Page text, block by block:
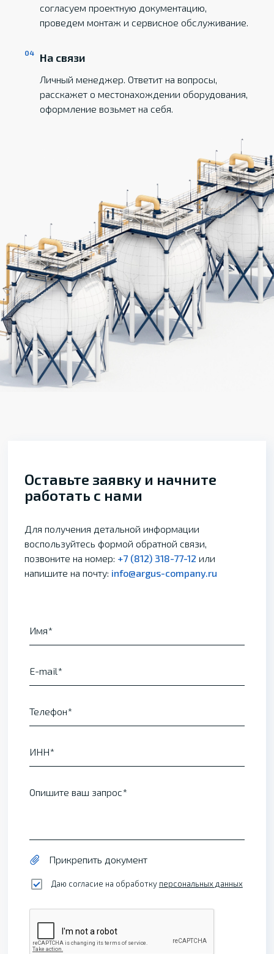
согласуем проектную документацию,
проведем монтаж и сервисное обслуживание.
На связи
Личный менеджер. Ответит на вопросы,
расскажет о местонахождении оборудования,
оформление возьмет на себя.
Оставьте заявку и начните
работать с нами
Для получения детальной информации
воспользуйтесь формой обратной связи,
позвоните на номер: +7 (812) 318-77-12 или
напишите на почту: info@argus-company.ru
Имя
E-mail
Телефон
ИНН
Опишите ваш запрос
Прикрепить документ
Даю согласие на обработку персональных данных